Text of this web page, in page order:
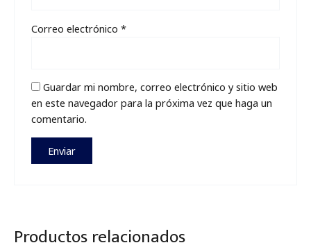
Correo electrónico*
Guardar mi nombre, correo electrónico y sitio web
en este navegador para la próxima vez que haga un
comentario.
Productos relacionados